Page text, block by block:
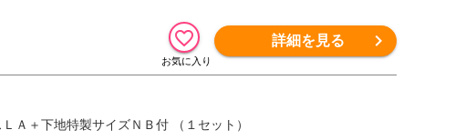
詳細を見る
Ａ＋下地特製サイズＮＢ付 （１セット）